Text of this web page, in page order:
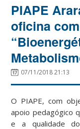
PIAPE
oficina
07/11/2018 21:13
O PIAPE, com
apoio pedagógico
e a qualidade